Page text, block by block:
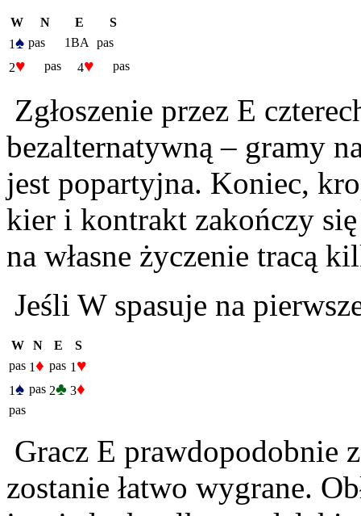
W N E
S
1♠ pas 1BA
pas
2♥ pas 4♥ pas
Zgłoszenie przez E
bezalternatywną – gramy
jest popartyjna. Koniec,
kier i kontrakt zakończy
na własne życzenie tracą
Jeśli W spasuje na
W N E
S
pas 1♦ pas 1 ♥
1♠ pas 2♣ 3♦
pas
Gracz E prawdopodobnie
zostanie łatwo wygrane.